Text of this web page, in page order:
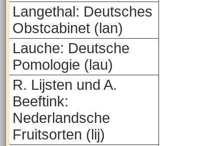
Langethal: Deutsches
Obstcabinet (lan)
Lauche: Deutsche
Pomologie (lau)
R. Lijsten und A.
Beeftink:
Nederlandsche
Fruitsorten (lij)